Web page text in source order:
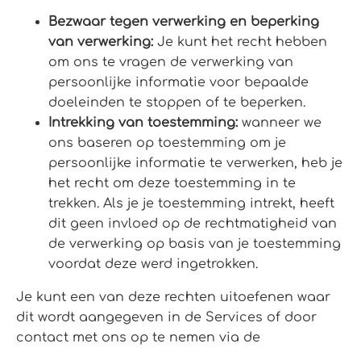
Bezwaar tegen verwerking en beperking
van verwerking: Je kunt het recht hebben
om ons te vragen de verwerking van
persoonlijke informatie voor bepaalde
doeleinden te stoppen of te beperken.
Intrekking van toestemming: wanneer we
ons baseren op toestemming om je
persoonlijke informatie te verwerken, heb je
het recht om deze toestemming in te
trekken. Als je je toestemming intrekt, heeft
dit geen invloed op de rechtmatigheid van
de verwerking op basis van je toestemming
voordat deze werd ingetrokken.
Je kunt een van deze rechten uitoefenen waar
dit wordt aangegeven in de Services of door
contact met ons op te nemen via de